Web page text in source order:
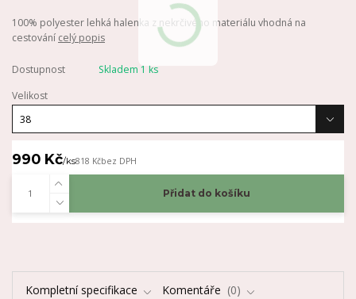
100% polyester lehká halenka z nekrčivého materiálu vhodná na
cestování celý popis
Dostupnost
Skladem 1 ks
Velikost
990 Kč/ks818 Kčbez DPH
Přidat do košíku
Kompletní specifikace Komentáře 0